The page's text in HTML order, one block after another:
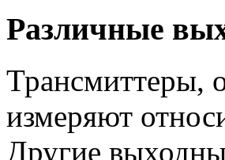
Различные
Трансмиттеры,
измеряют
Другие